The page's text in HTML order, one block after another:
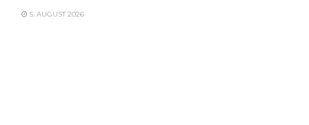
5. AUGUST 2026